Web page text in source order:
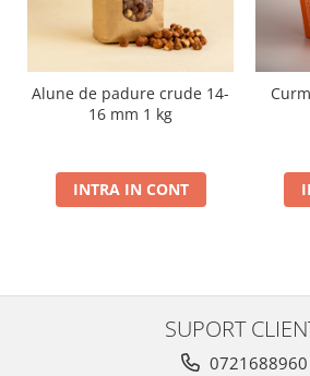
Alune de padure crude 14-
16 mm 1 kg
INTRA IN CONT
SUPORT
0721688960